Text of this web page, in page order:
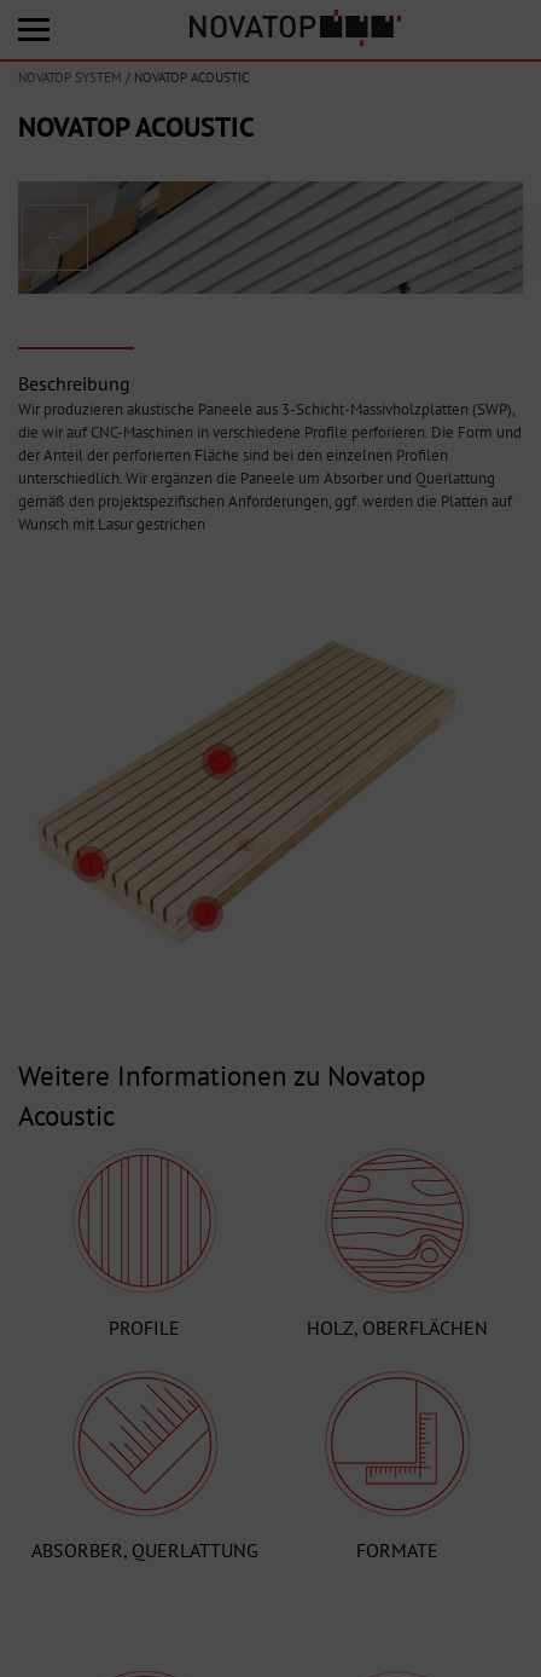
NOVATOP SYSTEM / NOVATOP ACOUSTIC
NOVATOP ACOUSTIC
Beschreibung
Wir produzieren akustische Paneele aus 3-Schicht-Massivholzplatten (SWP),
die wir auf CNC-Maschinen in verschiedene Profile perforieren. Die Form und
der Anteil der perforierten Fläche sind bei den einzelnen Profilen
unterschiedlich. Wir ergänzen die Paneele um Absorber und Querlattung
gemäß den projektspezifischen Anforderungen, ggf. werden die Platten auf
Wunsch mit Lasur gestrichen
Weitere Informationen zu Novatop
Acoustic
PROFILE HOLZ, OBERFLÄCHEN
ABSORBER, QUERLATTUNG FORMATE